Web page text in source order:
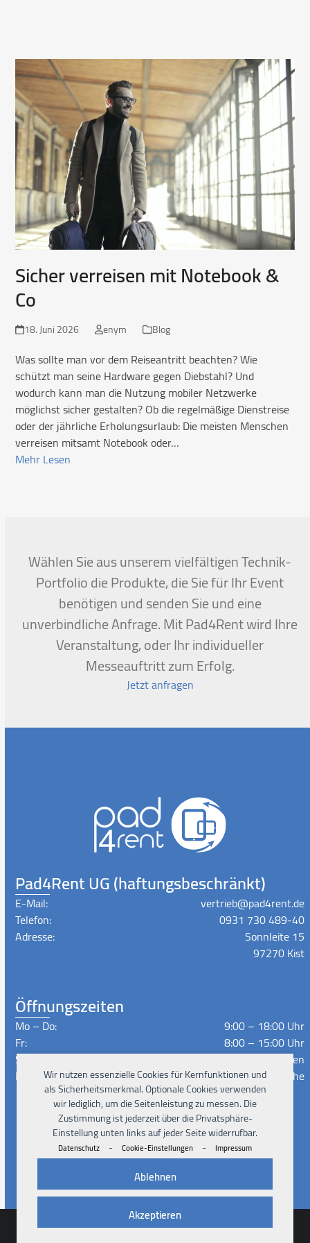
Wir nutzen essenzielle Cookies für Kernfunktionen und
als Sicherheitsmerkmal. Optionale Cookies verwenden
wir lediglich, um die Seitenleistung zu messen. Die
Zustimmung ist jederzeit über die Privatsphäre-
Einstellung unten links auf jeder Seite widerrufbar.
Datenschutz - Cookie-Einstellungen - Impressum
Akzeptieren
Ablehnen
Sicher verreisen mit Notebook &
Co
18. Juni 2026 enym Blog
Was sollte man vor dem Reiseantritt beachten? Wie
schützt man seine Hardware gegen Diebstahl? Und
wodurch kann man die Nutzung mobiler Netzwerke
möglichst sicher gestalten? Ob die regelmäßige Dienstreise
oder der jährliche Erholungsurlaub: Die meisten Menschen
verreisen mitsamt Notebook oder…
Mehr Lesen
Wählen Sie aus unserem vielfältigen Technik-
Portfolio die Produkte, die Sie für Ihr Event
benötigen und senden Sie und eine
unverbindliche Anfrage. Mit Pad4Rent wird Ihre
Veranstaltung, oder Ihr individueller
Messeauftritt zum Erfolg.
Jetzt anfragen
Pad4Rent UG (haftungsbeschränkt)
E-Mail:
vertrieb@pad4rent.de
Telefon:
0931 730 489-40
Adresse:
Sonnleite 15
97270 Kist
Öffnungszeiten
Mo – Do:
9:00 – 18:00 Uhr
Fr:
8:00 – 15:00 Uhr
Sa – So:
Geschlossen
Lieferzeiten:
Nach Absprache
Instagram
Facebook
XingLinkedIn
YouTube
© 2026Pad4Rent UG
ImpressumDatenschutzAGBCookiesKontakt